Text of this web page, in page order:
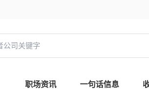
职场资讯 一句话信息